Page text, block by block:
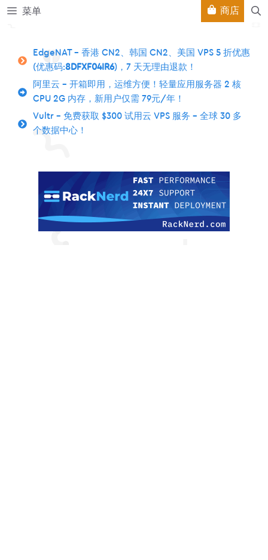
跳
菜单 商店
EdgeNAT – 香港 CN2、韩国 CN2、美国 VPS 5 折优惠
(优惠码:8DFXF04IR6)，7 天无理由退款！
阿里云 – 开箱即用，运维方便！轻量应用服务器 2 核
CPU 2G 内存，新用户仅需 79元/年！
Vultr – 免费获取 $300 试用云 VPS 服务 – 全球 30 多
个数据中心！